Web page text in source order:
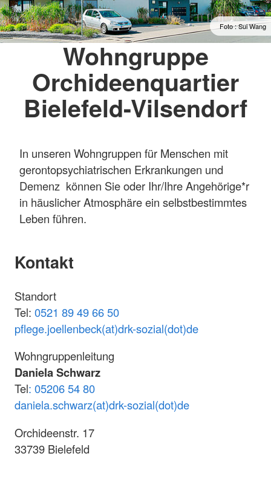
Foto : Sui Wang
Wohngruppe
Orchideenquartier
Bielefeld-Vilsendorf
In unseren Wohngruppen für Menschen mit
gerontopsychiatrischen Erkrankungen und
Demenz können Sie oder Ihr/Ihre Angehörige*r
in häuslicher Atmosphäre ein selbstbestimmtes
Leben führen.
Kontakt
Standort
Tel: 0521 89 49 66 50
pflege.joellenbeck(at)drk-sozial(dot)de
Wohngruppenleitung
Daniela Schwarz
Tel: 05206 54 80
daniela.schwarz(at)drk-sozial(dot)de
Orchideenstr. 17
33739 Bielefeld